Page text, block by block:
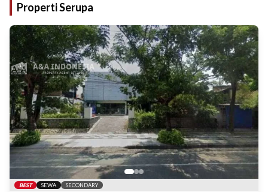
Properti Serupa
BEST SEWA SECONDARY